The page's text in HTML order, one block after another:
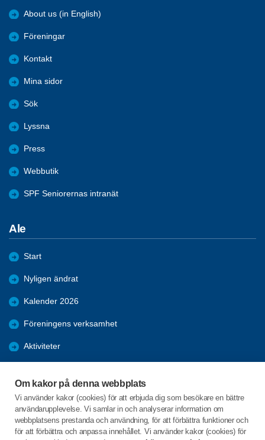
Om kakor på denna webbplats
Vi använder kakor (cookies) för att erbjuda dig som besökare en bättre
användarupplevelse. Vi samlar in och analyserar information om
webbplatsens prestanda och användning, för att förbättra funktioner och
för att förbättra och anpassa innehållet. Vi använder kakor (cookies) för
About us (in English)
Föreningar
Kontakt
Mina sidor
Sök
Lyssna
Press
Webbutik
SPF Seniorernas intranät
Ale
Start
Nyligen ändrat
Kalender 2026
Föreningens verksamhet
Aktiviteter
Förmåner